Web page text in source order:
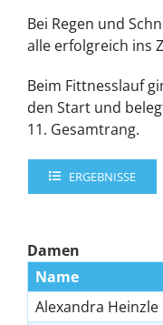
Bei Regen und
alle erfolgreich ins
Beim Fittnesslauf
den Start und
11. Gesamtrang.
ERGEBNISSE
Damen
Name
Alexandra Heinzle